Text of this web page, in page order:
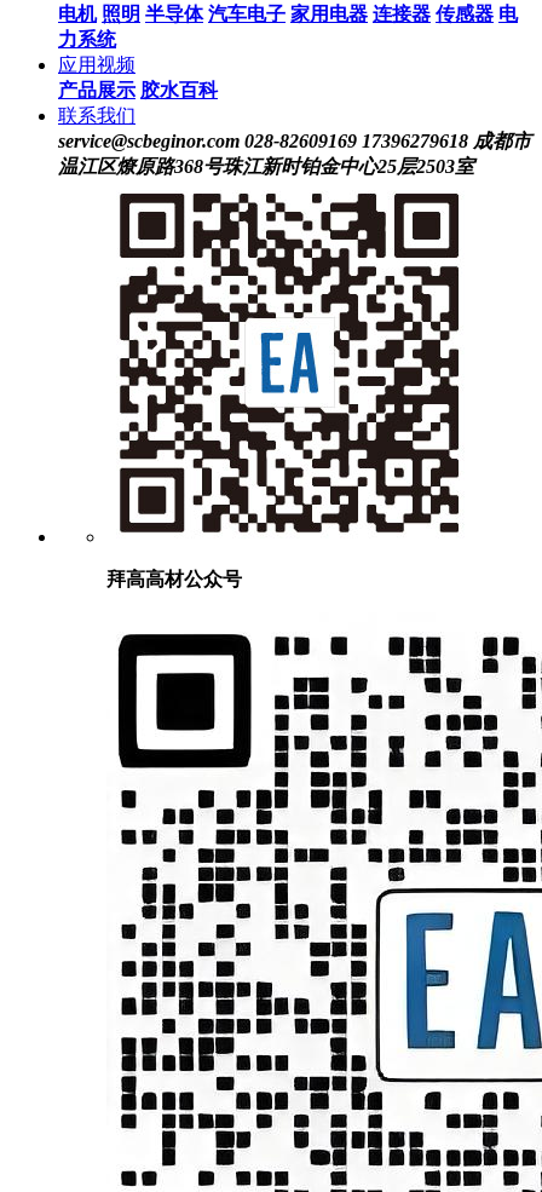
电机 照明 半导体 汽车电子 家用电器 连接器 传感器 电
力系统
应用视频
产品展示 胶水百科
联系我们
service@scbeginor.com 028-82609169 17396279618 成都市
温江区燎原路368号珠江新时铂金中心25层2503室
拜高高材公众号